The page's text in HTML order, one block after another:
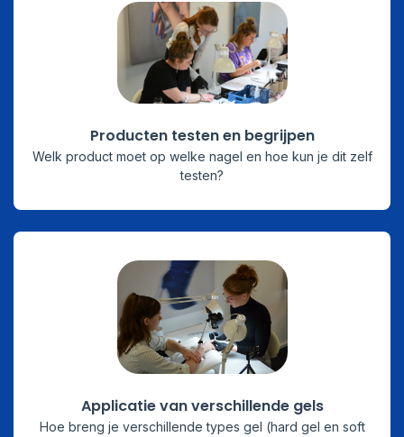
Producten testen en begrijpen
Welk product moet op welke nagel en hoe kun je dit zelf
testen?
Applicatie van verschillende gels
Hoe breng je verschillende types gel (hard gel en soft